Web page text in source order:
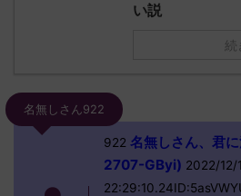
い説
続
名無しさん922
922 名無しさん、君
2707-GByi) 2022/12/